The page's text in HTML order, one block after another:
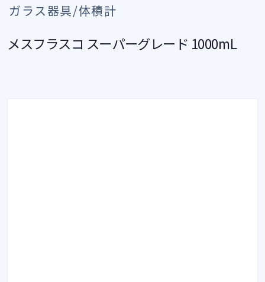
ガラス器具/体積計
メスフラスコ スーパーグレード 1000mL